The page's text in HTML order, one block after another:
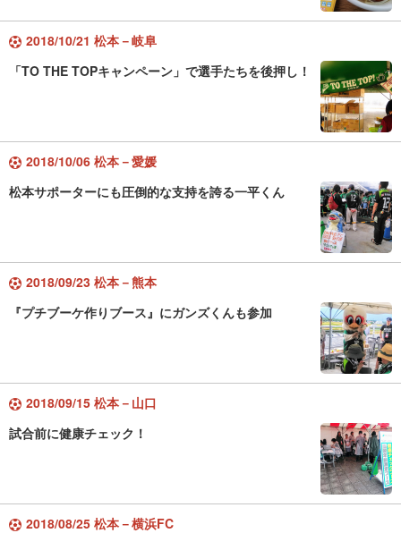
2018/10/21 松本－岐阜
「TO THE TOPキャンペーン」で選手たちを後押し！
2018/10/06 松本－愛媛
松本サポーターにも圧倒的な支持を誇る一平くん
2018/09/23 松本－熊本
『プチブーケ作りブース』にガンズくんも参加
2018/09/15 松本－山口
試合前に健康チェック！
2018/08/25 松本－横浜FC